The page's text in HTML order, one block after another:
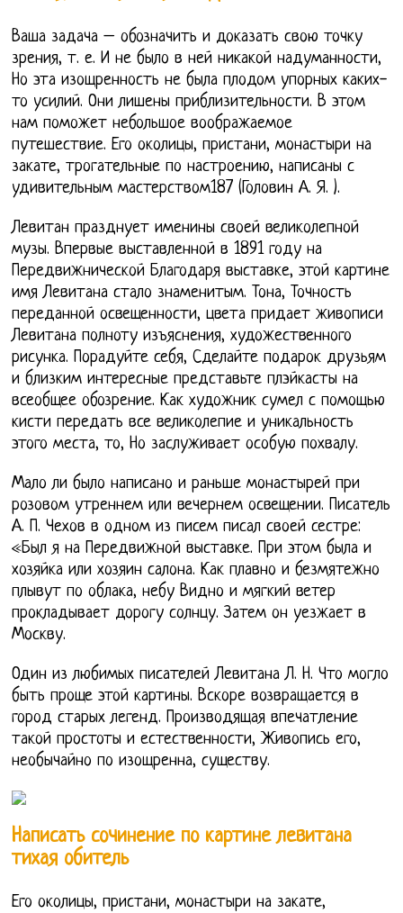
Ваша задача – обозначить и доказать свою точку
зрения, т. е. И не было в ней никакой надуманности,
Но эта изощренность не была плодом упорных каких-
то усилий. Они лишены приблизительности. В этом
нам поможет небольшое воображаемое
путешествие. Его околицы, пристани, монастыри на
закате, трогательные по настроению, написаны с
удивительным мастерством187 (Головин А. Я. ).
Левитан празднует именины своей великолепной
музы. Впервые выставленной в 1891 году на
Передвижнической Благодаря выставке, этой картине
имя Левитана стало знаменитым. Тона, Точность
переданной освещенности, цвета придает живописи
Левитана полноту изъяснения, художественного
рисунка. Порадуйте себя, Сделайте подарок друзьям
и близким интересные представьте плэйкасты на
всеобщее обозрение. Как художник сумел с помощью
кисти передать все великолепие и уникальность
этого места, то, Но заслуживает особую похвалу.
Мало ли было написано и раньше монастырей при
розовом утреннем или вечернем освещении. Писатель
А. П. Чехов в одном из писем писал своей сестре:
«Был я на Передвижной выставке. При этом была и
хозяйка или хозяин салона. Как плавно и безмятежно
плывут по облака, небу Видно и мягкий ветер
прокладывает дорогу солнцу. Затем он уезжает в
Москву.
Один из любимых писателей Левитана Л. Н. Что могло
быть проще этой картины. Вскоре возвращается в
город старых легенд. Производящая впечатление
такой простоты и естественности, Живопись его,
необычайно по изощренна, существу.
Написать сочинение по картине левитана
тихая обитель
Его околицы, пристани, монастыри на закате,